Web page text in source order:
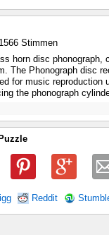
Stimmen
horn disc phonograph,
The Phonograph disc
for music reproduction
the phonograph
Reddit